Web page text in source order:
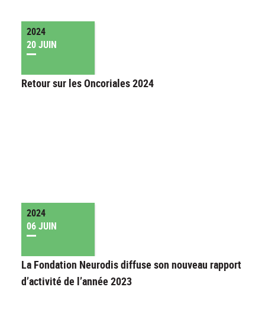
2024
20 JUIN
Retour sur les Oncoriales 2024
2024
06 JUIN
La Fondation Neurodis diffuse son nouveau rapport
d’activité de l’année 2023